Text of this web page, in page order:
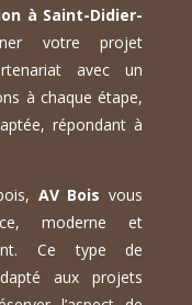
à Saint-Didier-
votre projet
avec un
à chaque étape,
répondant à
AV Bois vous
moderne et
Ce type de
aux projets